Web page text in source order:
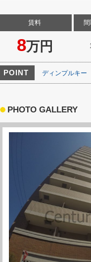
賃料
8万円
間
POINT ディンプルキー
PHOTO GALLERY